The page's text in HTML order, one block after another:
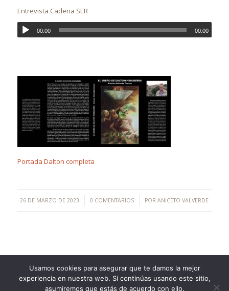
Entrevista Cadena SER
00:00 00:00
Portada Dalton completa
26 DE MARZO DE 2023
/ 0 COMENTARIOS
/ PORANICETO VALVERDE
©Copyright [2023] - TecnoMur Sistemas, Informática y
Usamos cookies para asegurar que te damos la mejor
experiencia en nuestra web. Si continúas usando este sitio,
asumiremos que estás de acuerdo con ello.